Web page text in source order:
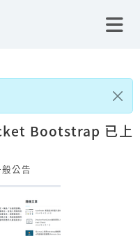
Bootstrap 已上
公告